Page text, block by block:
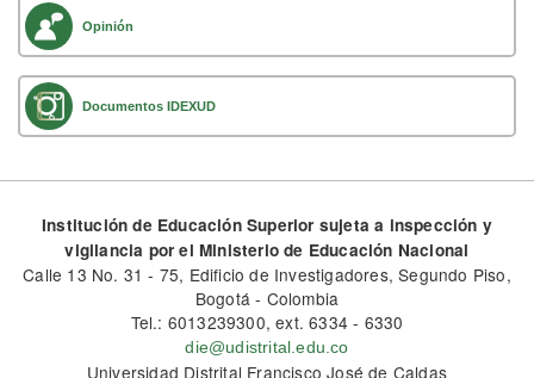
Opinión
Documentos IDEXUD
Institución de Educación Superior sujeta a inspección y
vigilancia por el Ministerio de Educación Nacional
Calle 13 No. 31 - 75, Edificio de Investigadores, Segundo Piso,
Bogotá - Colombia
Tel.: 6013239300, ext. 6334 - 6330
die@udistrital.edu.co
Universidad Distrital Francisco José de Caldas